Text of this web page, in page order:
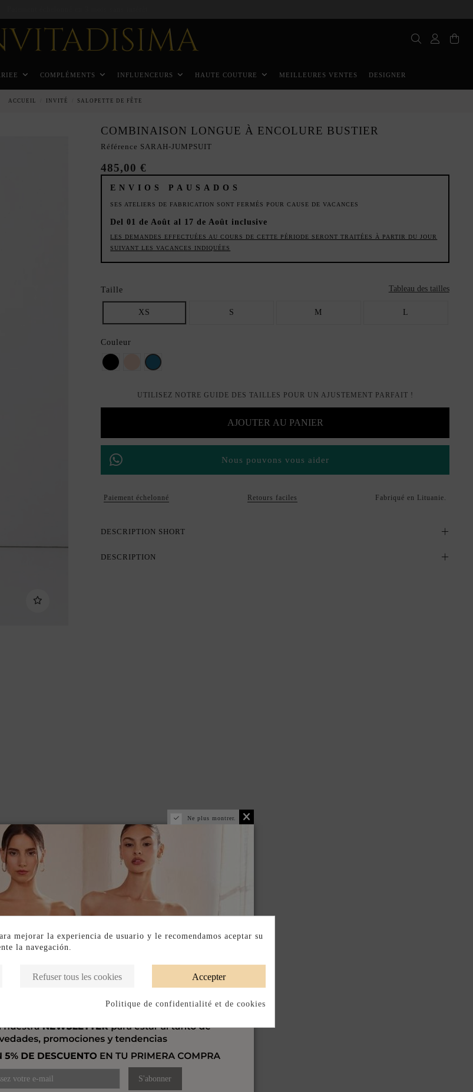
COMPLÉMENTS INFLUENCEURS HAUTE COUTURE MEILLEURES VENTES DESIGNER
ACCUEIL INVITÉ SALOPETTE DE FÊTE
COMBINAISON LONGUE À ENCOLURE BUSTIER
Référence SARAH-JUMPSUIT
485,00 €
ENVIOS PAUSADOS
SES ATELIERS DE FABRICATION SONT FERMÉS POUR CAUSE DE VACANCES
Del 01 de Août al 17 de Août inclusive
LES DEMANDES EFFECTUÉES AU COURS DE CETTE PÉRIODE SERONT TRAITÉES À PARTIR DU JOUR
SUIVANT LES VACANCES INDIQUÉES
Taille Tableau des tailles
XS S M L
Couleur
Noir Huile
UTILISEZ NOTRE GUIDE DES TAILLES POUR UN AJUSTEMENT PARFAIT !
AJOUTER AU PANIER
Nous pouvons vous aider
Paiement échelonné Retours faciles Fabriqué en Lituanie.
DESCRIPTION SHORT
DESCRIPTION
Ne plus montrer.
S'abonner
mejorar la experiencia de usuario y le recomendamos aceptar su
la navegación.
Accepter
Refuser tous les cookies
Politique de confidentialité et de cookies